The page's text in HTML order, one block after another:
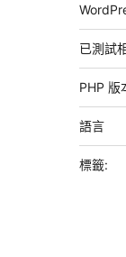
已測試
PHP 版
語言
標籤: